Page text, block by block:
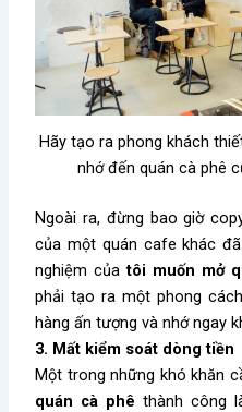
Hãy tạo ra phong khách
nhớ đến quán cà phê
Ngoài ra, đừng bao giờ
của một quán cafe khác
nghiệm củatôi muốn mở
phải tạo ra một phong
hàng ấn tượng và nhớ ngay
3. Mất kiểm soát dòng tiền
Một trong những khó khăn
quán cà phê thành công